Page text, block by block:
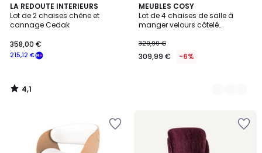
LA REDOUTE INTERIEURS
Lot de 2 chaises chêne et
cannage Cedak
215,12 €
358,00 €
4,1
/ 5
4,1
/
MEUBLES COSY
Lot de 4 chaises de salle à
manger velours côtelé
329,99 €
309,99 € -6%
10
Couleurs